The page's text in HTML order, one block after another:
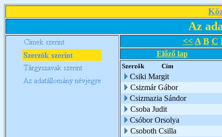
Az
<< A B C
Előző lap
Szerzők Cím
Csiki Margit
Csizmár Gábor
Csizmazia Sándor
Csoba Judit
Csóbor Orsolya
Csoboth Csilla